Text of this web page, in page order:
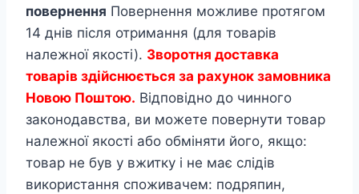
повернення Повернення можливе протягом
14 днів після отримання (для товарів
належної якості). Зворотня доставка
товарів здійснюється за рахунок замовника
Новою Поштою. Відповідно до чинного
законодавства, ви можете повернути товар
належної якості або обміняти його, якщо:
товар не був у вжитку і не має слідів
використання споживачем: подряпин,